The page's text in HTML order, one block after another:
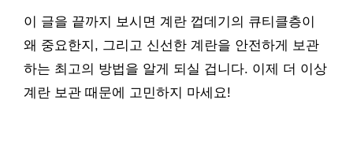
이 글을 끝까지 보시면 계란 껍데기의 큐티클층이
왜 중요한지, 그리고 신선한 계란을 안전하게 보관
하는 최고의 방법을 알게 되실 겁니다. 이제 더 이상
계란 보관 때문에 고민하지 마세요!